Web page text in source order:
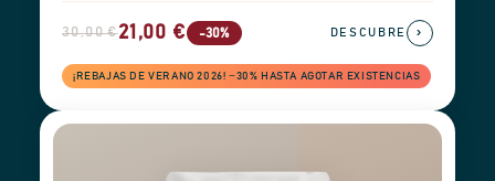
30,00 €21,00 € -30%
¡REBAJAS DE VERANO 2026! −30% HASTA AGOTAR EXISTENCIAS
DESCUBRE ›